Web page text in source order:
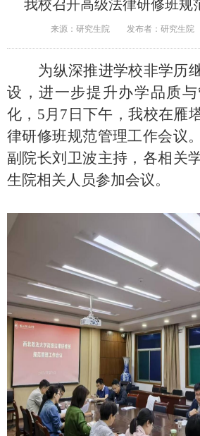
我校召开高级法律研修班规
来源：研究生院 发布者：研究生院
为纵深推进学校非学历
设 ，进一步提升办学品质
化， 5月7日下午，我校在雁
律研修班规范管理工作会议
副院长刘卫波主持，各相关
生院相关人员参加会议。